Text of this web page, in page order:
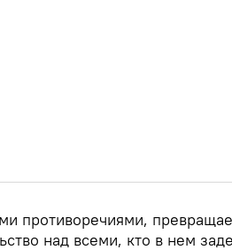
противоречиями,
над всеми, кто в нем